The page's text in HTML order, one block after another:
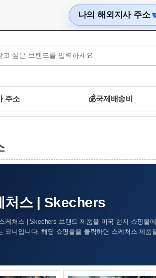
나의 해외지사 주소
주소 💰국제배송비
처스 | Skechers
케처스 | Skechers 브랜드 제품을 미국 현지 쇼핑몰
코너입니다. 해당 쇼핑몰을 클릭하면 스케처스 제품